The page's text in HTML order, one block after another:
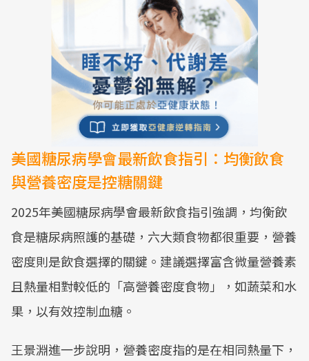
美國糖尿病學會最新飲食指引：均衡飲食
與營養密度是控糖關鍵
2025年美國糖尿病學會最新飲食指引強調，均衡飲
食是糖尿病照護的基礎，六大類食物都很重要，營養
密度則是飲食選擇的關鍵。建議選擇富含微量營養素
且熱量相對較低的「高營養密度食物」，如蔬菜和水
果，以有效控制血糖。
王景淵進一步說明，營養密度指的是在相同熱量下，